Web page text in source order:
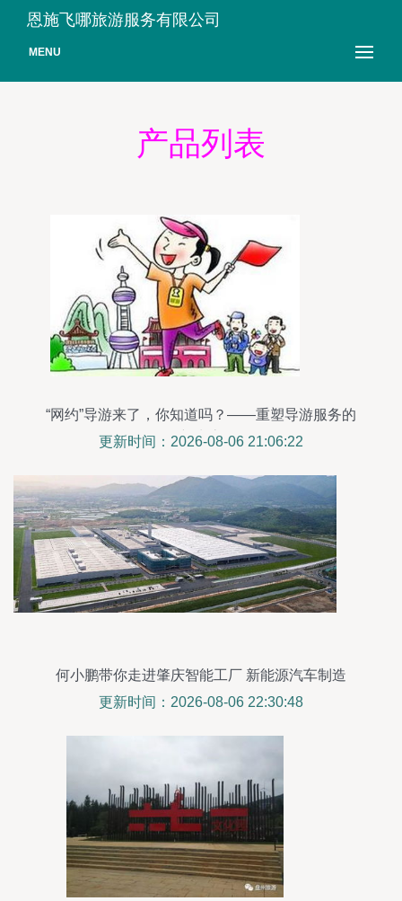
恩施飞哪旅游服务有限公司
MENU
产品列表
“网约”导游来了，你知道吗？——重塑导游服务的
新生态
更新时间：2026-08-06 21:06:22
何小鹏带你走进肇庆智能工厂 新能源汽车制造
的“一日导游”
更新时间：2026-08-06 22:30:48